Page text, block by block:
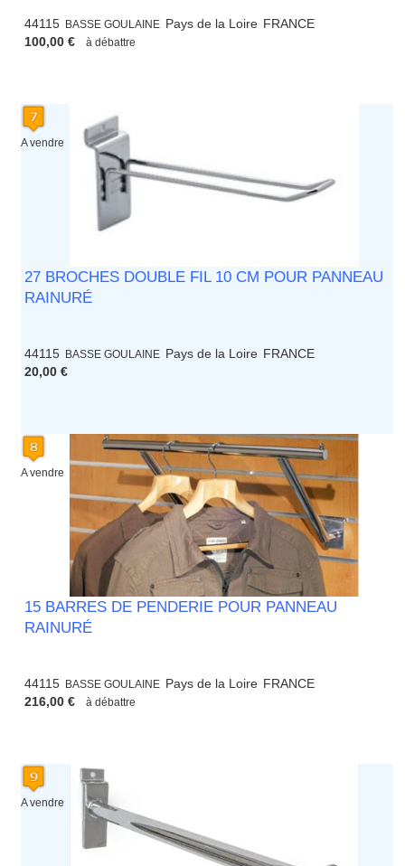
44115 BASSE GOULAINE Pays de la Loire FRANCE
100,00 €
à débattre
A vendre
27 BROCHES DOUBLE FIL 10 CM POUR PANNEAU
RAINURÉ
44115 BASSE GOULAINE Pays de la Loire FRANCE
20,00 €
A vendre
15 BARRES DE PENDERIE POUR PANNEAU
RAINURÉ
44115 BASSE GOULAINE Pays de la Loire FRANCE
216,00 €
à débattre
A vendre